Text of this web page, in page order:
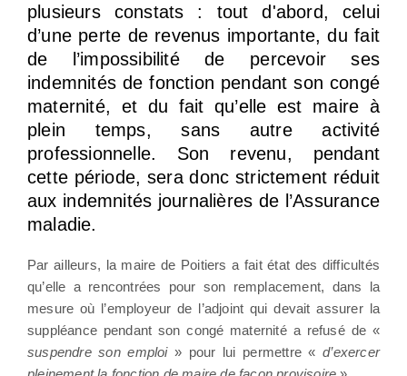
plusieurs constats : tout d'abord, celui
d’une perte de revenus importante, du fait
de l’impossibilité de percevoir ses
indemnités de fonction pendant son congé
maternité, et du fait qu’elle est maire à
plein temps, sans autre activité
professionnelle. Son revenu, pendant
cette période, sera donc strictement réduit
aux indemnités journalières de l’Assurance
maladie.
Par ailleurs, la maire de Poitiers a fait état des difficultés
qu’elle a rencontrées pour son remplacement, dans la
mesure où l’employeur de l’adjoint qui devait assurer la
suppléance pendant son congé maternité a refusé de «
suspendre son emploi» pour lui permettre «d’exercer